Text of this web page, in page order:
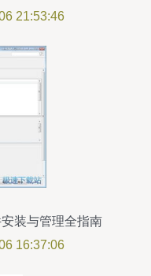
21:53:46
装与管理全指南
16:37:06